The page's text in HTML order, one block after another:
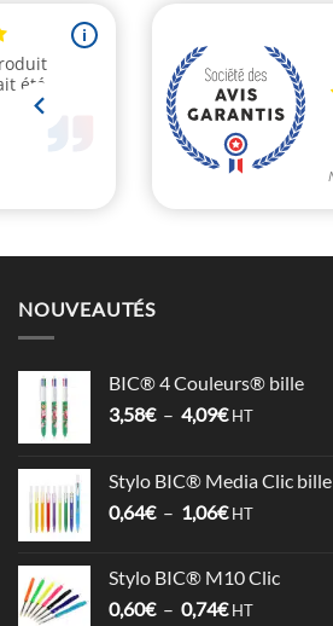
NOUVEAUTÉS
BIC® 4 Couleurs® bille
3,58€ – 4,09€Plage
3,58€
à
HT
Stylo BIC® Media Clic bille
0,64€ – 1,06€Plage
0,64€
à
HT
Stylo BIC® M10 Clic
0,60€ – 0,74€Plage
HT